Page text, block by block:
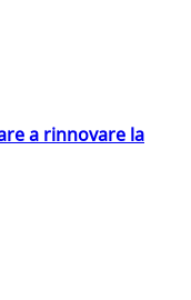
a rinnovare la